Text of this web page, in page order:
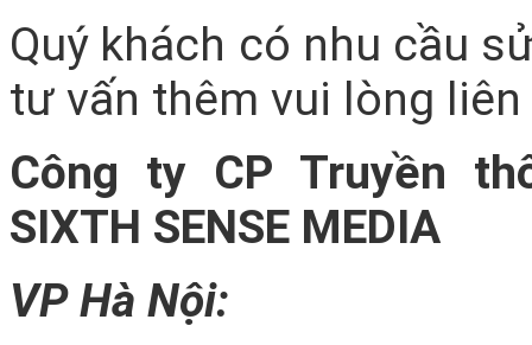
Quý khách có nhu cầu
tư vấn thêm vui lòng
Công ty CP Truyền
SIXTH SENSE MEDIA
VP Hà Nội: